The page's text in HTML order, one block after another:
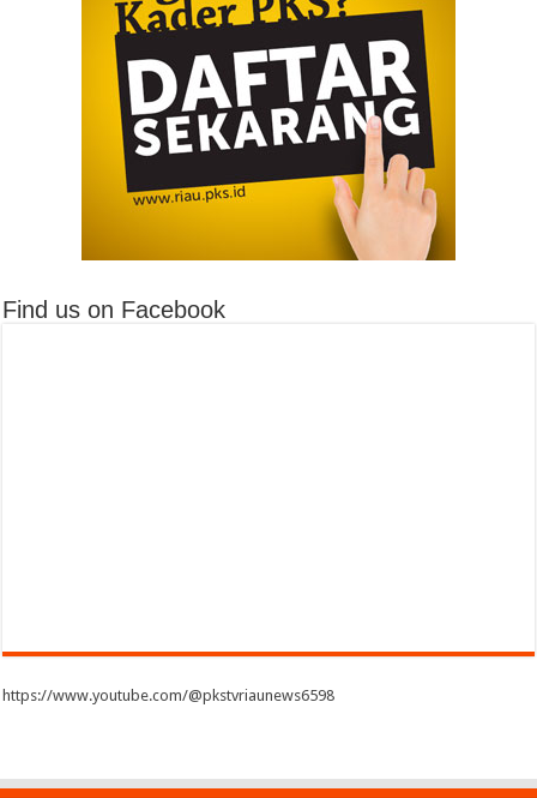
Find us on Facebook
https://www.youtube.com/@pkstvriaunews6598